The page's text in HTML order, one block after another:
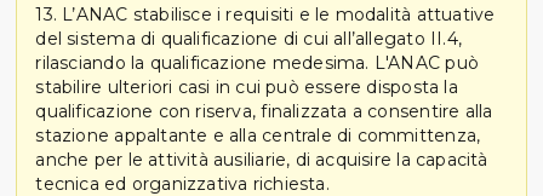
13. L’ANAC stabilisce i requisiti e le modalità attuative
del sistema di qualificazione di cui all’allegato II.4,
rilasciando la qualificazione medesima. L'ANAC può
stabilire ulteriori casi in cui può essere disposta la
qualificazione con riserva, finalizzata a consentire alla
stazione appaltante e alla centrale di committenza,
anche per le attività ausiliarie, di acquisire la capacità
tecnica ed organizzativa richiesta.